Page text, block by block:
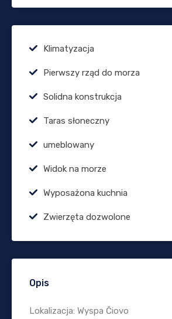
Klimatyzacja
Pierwszy rząd do morza
Solidna konstrukcja
Taras słoneczny
umeblowany
Widok na morze
Wyposażona kuchnia
Zwierzęta dozwolone
Opis
Lokalizacja: Wyspa Čiovo